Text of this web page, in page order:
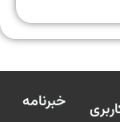
خبرنامه